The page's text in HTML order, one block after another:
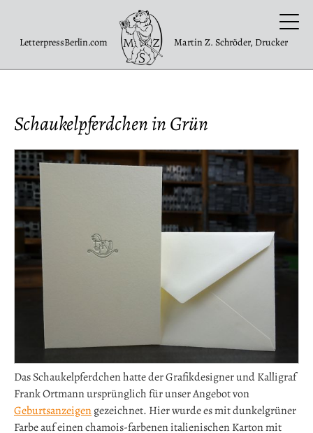
LetterpressBerlin.com Martin Z. Schröder, Drucker
Schaukelpferdchen in Grün
Das Schaukelpferdchen hatte der Grafikdesigner und Kalligraf
Frank Ortmann ursprünglich für unser Angebot von
Geburtsanzeigengezeichnet. Hier wurde es mit dunkelgrüner
Farbe auf einen chamois-farbenen italienischen Karton mit